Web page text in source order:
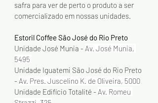
safra para ver de perto o produto a ser
comercializado em nossas unidades.
Estoril Coffee São José do Rio Preto
Unidade José Munia - Av. José Munia,
5495
Unidade Iguatemi São José do Rio Preto
- Av. Pres. Juscelino K. de Oliveira, 5000
Unidade Edifício Totalité - Av. Romeu